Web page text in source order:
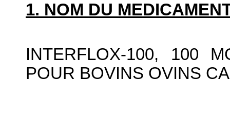
1. NOM DU
INTERFLOX-100, 100
POUR BOVINS OVINS